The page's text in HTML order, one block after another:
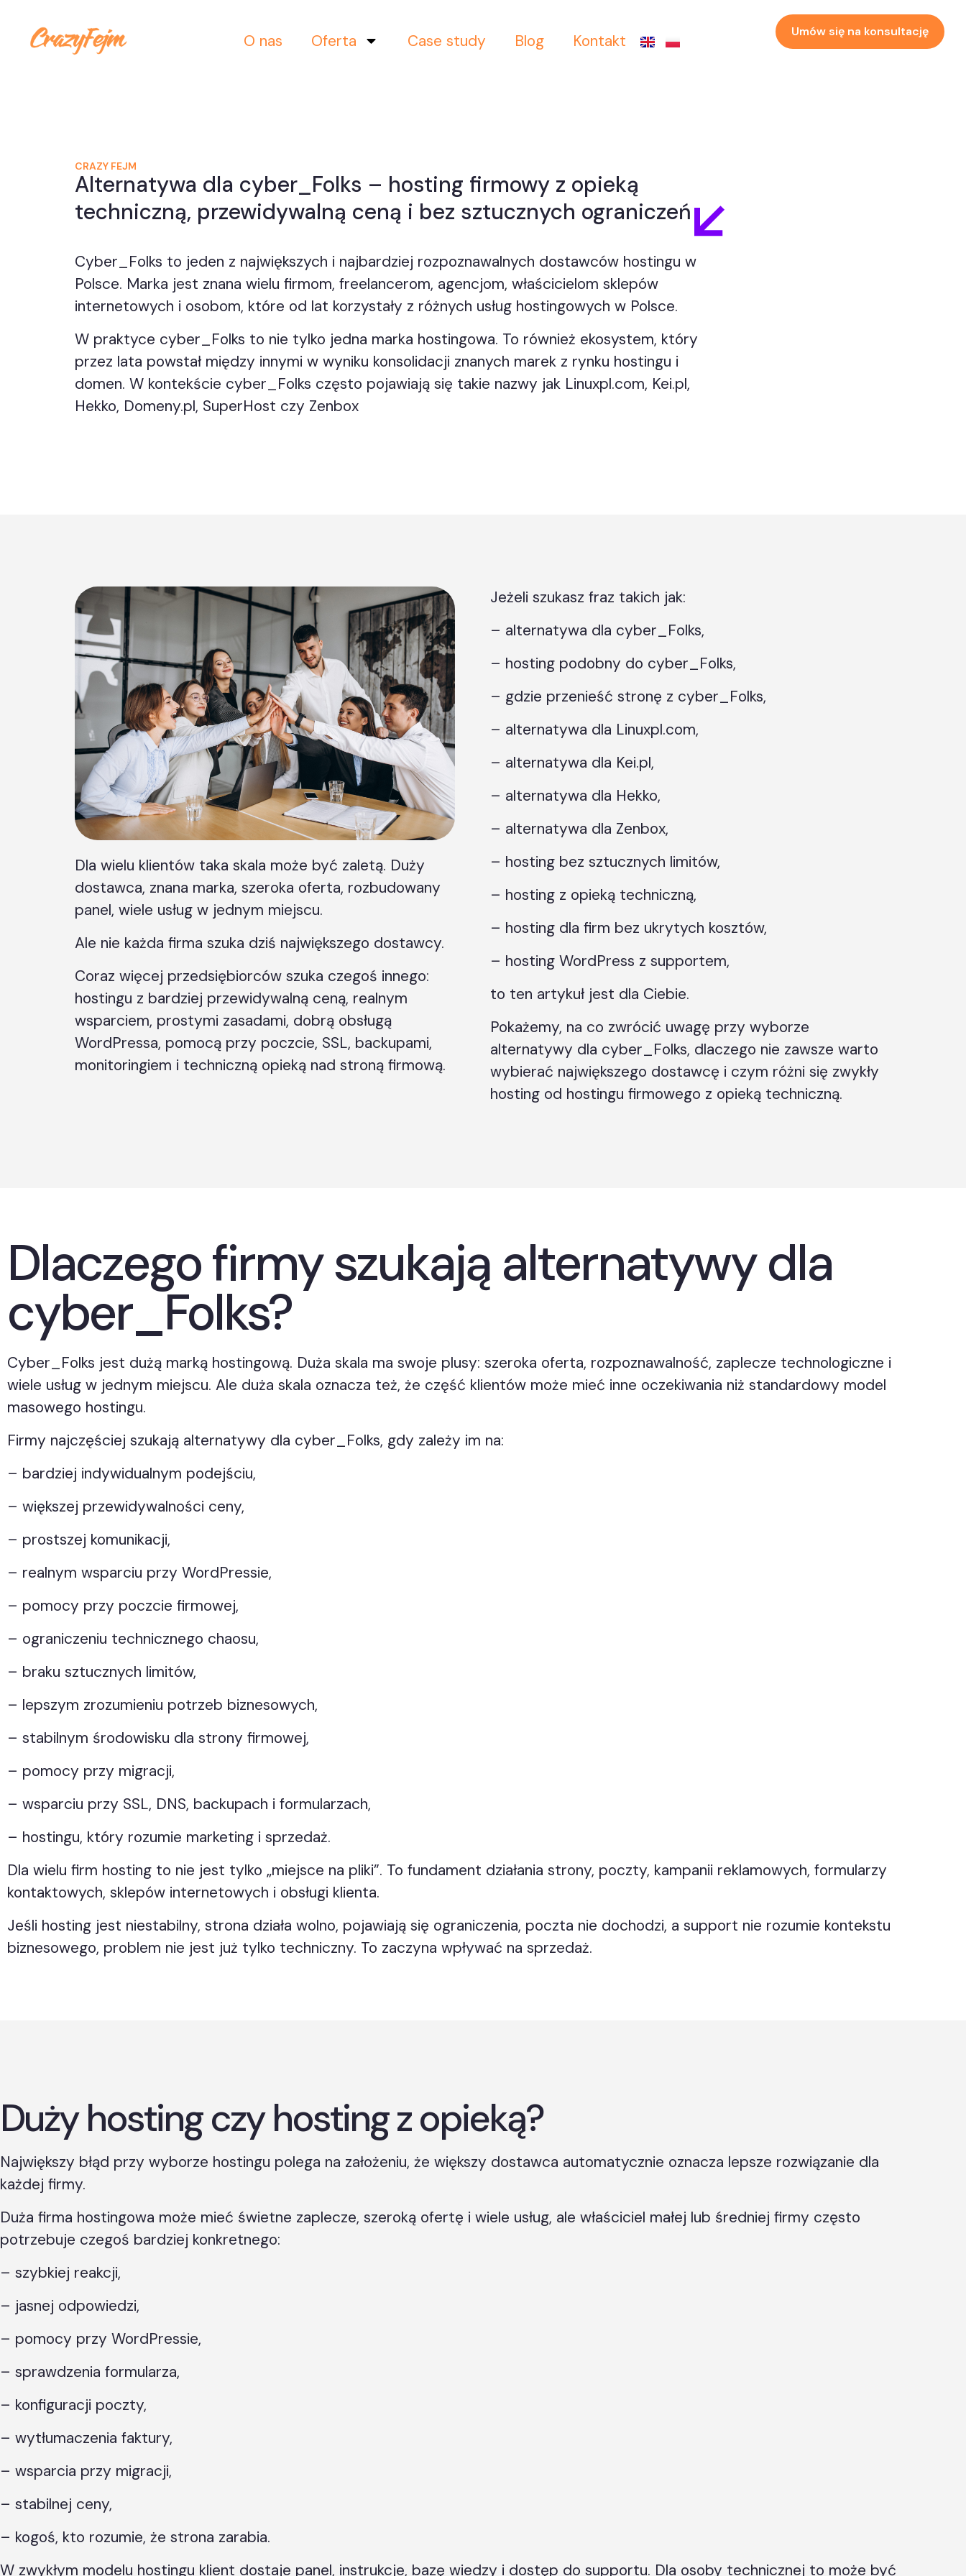
O nas Oferta Case study Blog Kontakt Umów się na konsultację
CRAZY FEJM
Alternatywa dla cyber_Folks – hosting firmowy z opieką
techniczną, przewidywalną ceną i bez sztucznych ograniczeń
Cyber_Folks to jeden z największych i najbardziej rozpoznawalnych dostawców hostingu w
Polsce. Marka jest znana wielu firmom, freelancerom, agencjom, właścicielom sklepów
internetowych i osobom, które od lat korzystały z różnych usług hostingowych w Polsce.
W praktyce cyber_Folks to nie tylko jedna marka hostingowa. To również ekosystem, który
przez lata powstał między innymi w wyniku konsolidacji znanych marek z rynku hostingu i
domen. W kontekście cyber_Folks często pojawiają się takie nazwy jak Linuxpl.com, Kei.pl,
Hekko, Domeny.pl, SuperHost czy Zenbox
Dla wielu klientów taka skala może być zaletą. Duży
dostawca, znana marka, szeroka oferta, rozbudowany
panel, wiele usług w jednym miejscu.
Ale nie każda firma szuka dziś największego dostawcy.
Coraz więcej przedsiębiorców szuka czegoś innego:
hostingu z bardziej przewidywalną ceną, realnym
wsparciem, prostymi zasadami, dobrą obsługą
WordPressa, pomocą przy poczcie, SSL, backupami,
monitoringiem i techniczną opieką nad stroną firmową.
Jeżeli szukasz fraz takich jak:
– alternatywa dla cyber_Folks,
– hosting podobny do cyber_Folks,
– gdzie przenieść stronę z cyber_Folks,
– alternatywa dla Linuxpl.com,
– alternatywa dla Kei.pl,
– alternatywa dla Hekko,
– alternatywa dla Zenbox,
– hosting bez sztucznych limitów,
– hosting z opieką techniczną,
– hosting dla firm bez ukrytych kosztów,
– hosting WordPress z supportem,
to ten artykuł jest dla Ciebie.
Pokażemy, na co zwrócić uwagę przy wyborze
alternatywy dla cyber_Folks, dlaczego nie zawsze warto
wybierać największego dostawcę i czym różni się zwykły
hosting od hostingu firmowego z opieką techniczną.
Dlaczego firmy szukają alternatywy dla
cyber_Folks?
Cyber_Folks jest dużą marką hostingową. Duża skala ma swoje plusy: szeroka oferta, rozpoznawalność, zaplecze technologiczne i
wiele usług w jednym miejscu. Ale duża skala oznacza też, że część klientów może mieć inne oczekiwania niż standardowy model
masowego hostingu.
Firmy najczęściej szukają alternatywy dla cyber_Folks, gdy zależy im na:
– bardziej indywidualnym podejściu,
– większej przewidywalności ceny,
– prostszej komunikacji,
– realnym wsparciu przy WordPressie,
– pomocy przy poczcie firmowej,
– ograniczeniu technicznego chaosu,
– braku sztucznych limitów,
– lepszym zrozumieniu potrzeb biznesowych,
– stabilnym środowisku dla strony firmowej,
– pomocy przy migracji,
– wsparciu przy SSL, DNS, backupach i formularzach,
– hostingu, który rozumie marketing i sprzedaż.
Dla wielu firm hosting to nie jest tylko „miejsce na pliki”. To fundament działania strony, poczty, kampanii reklamowych, formularzy
kontaktowych, sklepów internetowych i obsługi klienta.
Jeśli hosting jest niestabilny, strona działa wolno, pojawiają się ograniczenia, poczta nie dochodzi, a support nie rozumie kontekstu
biznesowego, problem nie jest już tylko techniczny. To zaczyna wpływać na sprzedaż.
Duży hosting czy hosting z opieką?
Największy błąd przy wyborze hostingu polega na założeniu, że większy dostawca automatycznie oznacza lepsze rozwiązanie dla
każdej firmy.
Duża firma hostingowa może mieć świetne zaplecze, szeroką ofertę i wiele usług, ale właściciel małej lub średniej firmy często
potrzebuje czegoś bardziej konkretnego:
– szybkiej reakcji,
– jasnej odpowiedzi,
– pomocy przy WordPressie,
– sprawdzenia formularza,
– konfiguracji poczty,
– wytłumaczenia faktury,
– wsparcia przy migracji,
– stabilnej ceny,
– kogoś, kto rozumie, że strona zarabia.
W zwykłym modelu hostingu klient dostaje panel, instrukcje, bazę wiedzy i dostęp do supportu. Dla osoby technicznej to może być